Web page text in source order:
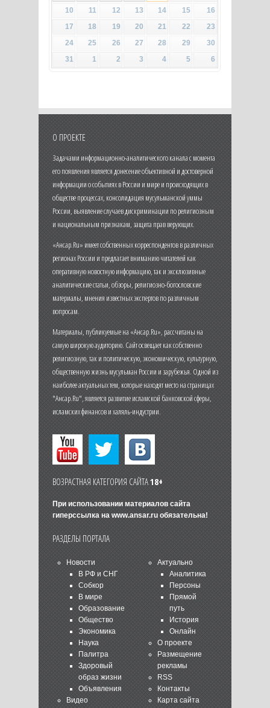
10
11 12 13 14 15
16
17
18 19 20 21 22
23
24
25 26 27 28 29
30
31
1 2 3 4 5 6
О ПРОЕКТЕ
Задачами информационно-аналитического канала с момента
его появления является донесение объективной и достоверной
информации о событиях в России и мире и происходящих в
обществе процессах, консолидация мусульманской уммы
России, выявление случаев дискриминации по религиозным
и национальным признакам, защита прав верующих.
«Ансар.Ru» имеет собственных корреспондентов в различных
регионах России и предлагает вниманию читателей как
оперативную новостную информацию, так и эксклюзивные
аналитические статьи, обзоры, религиозно-богословские
материалы, мнения известных экспертов по различным
вопросам.
Материалы, публикуемые на «Ансар.Ru», рассчитаны на
самую широкую аудиторию. Сайт освещает как собственно
религиозную, так и политическую, экономическую, культурную,
общественную жизнь мусульман России и зарубежья. Одной из
наиболее актуальных тем, которые находят место на страницах
"Ансар.Ru", является развитие исламской банковской сферы,
исламских финансов и халяль-индустрии.
ВОЗРАСТНАЯ КАТЕГОРИЯ САЙТА18+
При использовании материалов сайта
гиперссылка на www.ansar.ruобязательна!
РАЗДЕЛЫ ПОРТАЛА
Новости
В РФ и СНГ
Собкор
В мире
Образование
Общество
Экономика
Наука
Палитра
Здоровый
образ жизни
Объявления
Видео
Актуально
Аналитика
Персоны
Прямой
путь
История
Онлайн
О проекте
Размещение
рекламы
RSS
Контакты
Карта сайта